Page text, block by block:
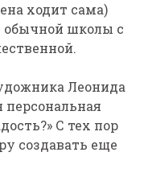
ходит сама)
обычной школы с
Леонида
С тех пор
создавать еще